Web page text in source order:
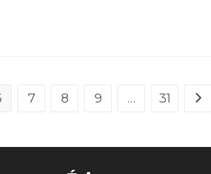
7 8 9 … 31